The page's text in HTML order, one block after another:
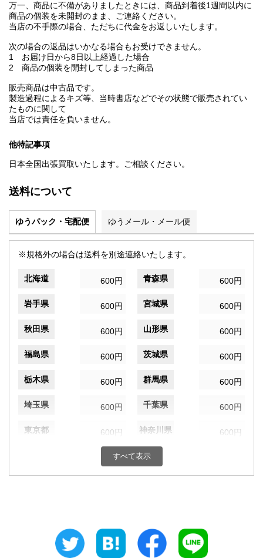
万一、商品に不備がありましたときには、商品到着後1週間以内に
商品の個装を未開封のまま、ご連絡ください。
当店の不手際の場合、ただちに代金をお返しいたします。
次の場合の返品はいかなる場合もお受けできません。
1 お届け日から8日以上経過した場合
2 商品の個装を開封してしまった商品
販売商品は中古品です。
製造過程によるキズ等、当時書店などでその状態で販売されてい
たものに関して
当店では責任を負いません。
他特記事項
日本全国出張買取いたします。ご相談ください。
送料について
ゆうパック・宅配便 ゆうメール・メール便
※規格外の場合は送料を別途連絡いたします。
北海道 600円 青森県 600円
岩手県 600円 宮城県 600円
秋田県 600円 山形県 600円
福島県 600円 茨城県 600円
栃木県 600円 群馬県 600円
埼玉県 600円 千葉県 600円
東京都 600円 神奈川県 600円
600円 富山県
静岡県
すべて表示